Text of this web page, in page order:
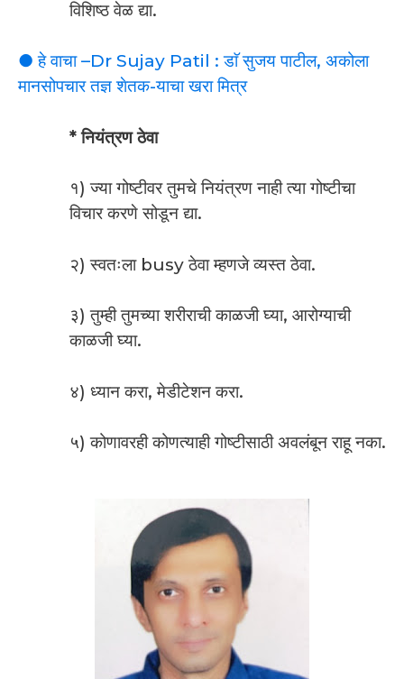
विशिष्ठ वेळ द्या.
● हे वाचा –Dr Sujay Patil : डाॅ सुजय पाटील, अकोला
मानसोपचार तज्ञ शेतक-याचा खरा मित्र
* नियंत्रण ठेवा
१) ज्या गोष्टीवर तुमचे नियंत्रण नाही त्या गोष्टीचा
विचार करणे सोडून द्या.
२) स्वतःला busy ठेवा म्हणजे व्यस्त ठेवा.
३) तुम्ही तुमच्या शरीराची काळजी घ्या, आरोग्याची
काळजी घ्या.
४) ध्यान करा, मेडीटेशन करा.
५) कोणावरही कोणत्याही गोष्टीसाठी अवलंबून राहू नका.